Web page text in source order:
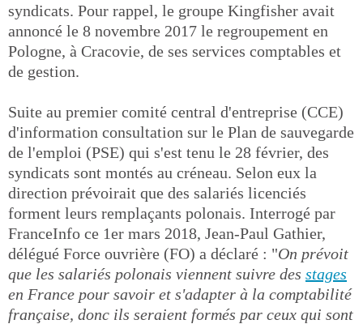
syndicats. Pour rappel, le groupe Kingfisher avait
annoncé le 8 novembre 2017 le regroupement en
Pologne, à Cracovie, de ses services comptables et
de gestion.
Suite au premier comité central d'entreprise (CCE)
d'information consultation sur le Plan de sauvegarde
de l'emploi (PSE) qui s'est tenu le 28 février, des
syndicats sont montés au créneau. Selon eux la
direction prévoirait que des salariés licenciés
forment leurs remplaçants polonais. Interrogé par
FranceInfo ce 1er mars 2018, Jean-Paul Gathier,
délégué Force ouvrière (FO) a déclaré : "On prévoit
que les salariés polonais viennent suivre des stages
en France pour savoir et s'adapter à la comptabilité
française, donc ils seraient formés par ceux qui sont